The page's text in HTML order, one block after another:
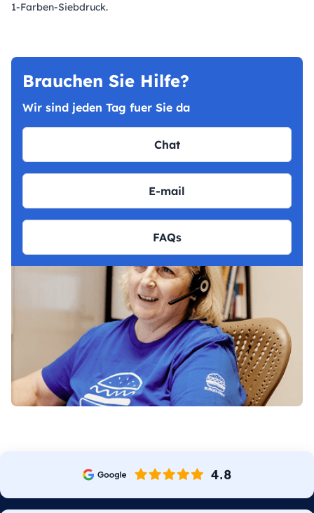
1-Farben-Siebdruck.
Brauchen Sie Hilfe?
Wir sind jeden Tag fuer Sie da
Chat
E-mail
FAQs